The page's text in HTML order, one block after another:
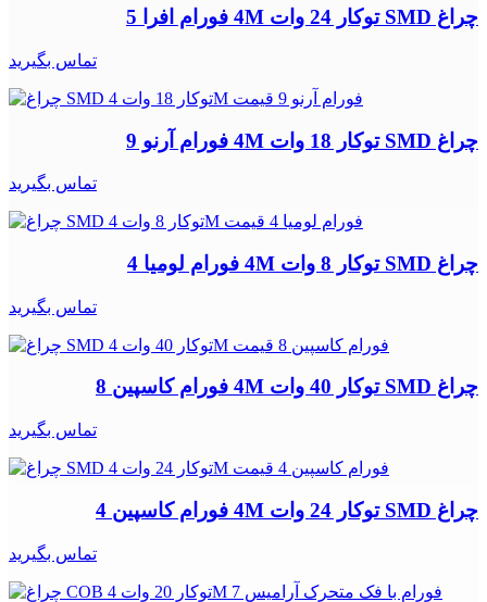
چراغ SMD توکار 24 وات 4M فورام افرا 5
تماس بگیرید
چراغ SMD توکار 18 وات 4M فورام آرنو 9
تماس بگیرید
چراغ SMD توکار 8 وات 4M فورام لومیا 4
تماس بگیرید
چراغ SMD توکار 40 وات 4M فورام کاسپین 8
تماس بگیرید
چراغ SMD توکار 24 وات 4M فورام کاسپین 4
تماس بگیرید